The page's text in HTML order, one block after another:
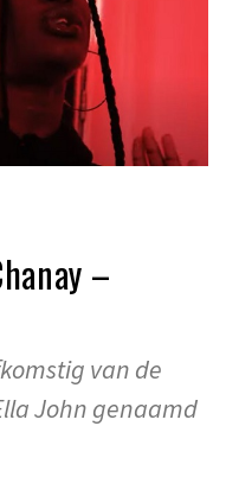
–
van de
John genaamd